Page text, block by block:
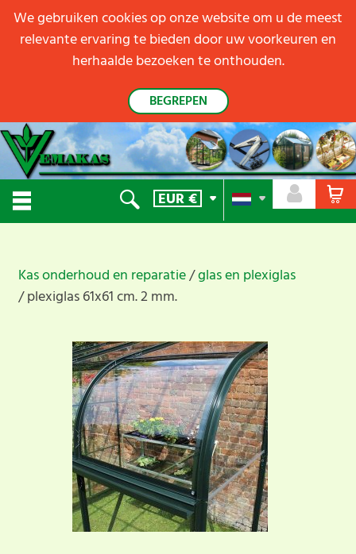
EUR€
Kas onderhoud en reparatie glas en plexiglas
plexiglas 61x61 cm. 2 mm.
We gebruiken cookies op onze website om u de meest
relevante ervaring te bieden door uw voorkeuren en
herhaalde bezoeken te onthouden.
BEGREPEN